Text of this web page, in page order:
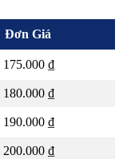
Đơn Giá
175.000 ₫
180.000 ₫
190.000 ₫
200.000 ₫